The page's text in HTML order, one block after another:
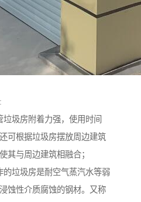
圾房附着力强，使用时间
可根据垃圾房摆放周边建筑
其与周边建筑相融合；
的垃圾房是耐空气蒸汽水等弱
蚀性介质腐蚀的钢材。又称